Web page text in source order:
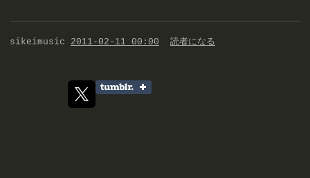
sikeimusic 2011-02-11 00:00 読者になる